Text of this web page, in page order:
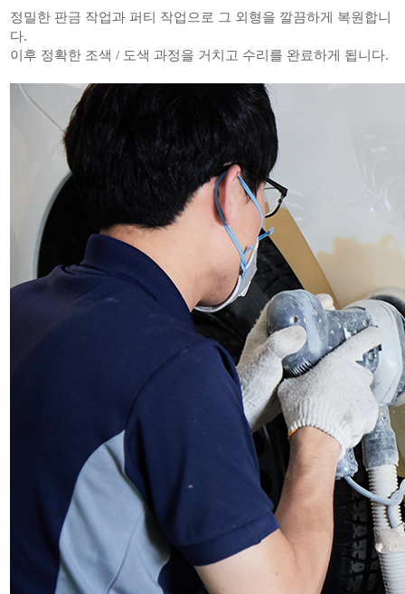
정밀한 판금 작업과 퍼티 작업으로 그 외형을 깔끔하게 복원합니
다.
이후 정확한 조색 / 도색 과정을 거치고 수리를 완료하게 됩니다.